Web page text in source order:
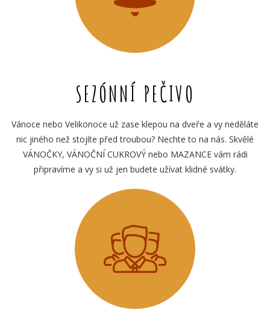
SEZÓNNÍ PEČIVO
Vánoce nebo Velikonoce už zase klepou na dveře a vy neděláte
nic jiného než stojíte před troubou? Nechte to na nás. Skvělé
VÁNOČKY, VÁNOČNÍ CUKROVÝ nebo MAZANCE vám rádi
připravíme a vy si už jen budete užívat klidné svátky.